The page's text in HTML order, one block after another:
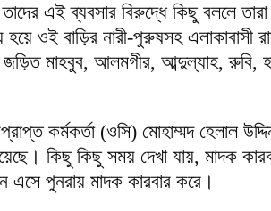
এই ব্যবসার বিরুদ্ধে কিছু বললে তারা
ওই বাড়ির নারী-পুরুষসহ এলাকাবাসী
জড়িত মাহবুব, আলমগীর, আব্দুল্যাহ,
কর্মকর্তা (ওসি) মোহাম্মদ হেলাল
কিছু কিছু সময় দেখা যায়, মাদক
এসে পুনরায় মাদক কারবার করে।